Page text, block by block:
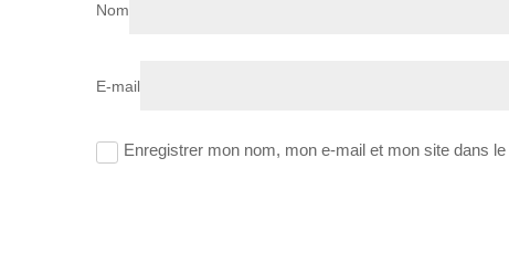
Nom
E-mail
Enregistrer mon nom, mon e-mail et mon site dans